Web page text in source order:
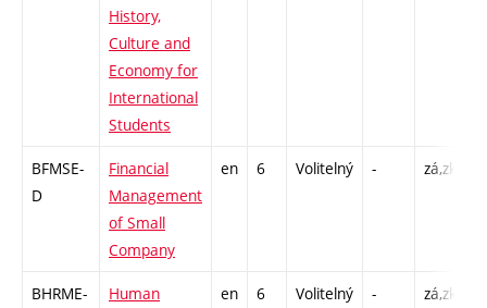
History,
Culture and
Economy for
International
Students
BFMSE-
D
Financial
Management
of Small
Company
en 6 Volitelný - zá,zk
BHRME-
Human
en 6 Volitelný - zá,zk